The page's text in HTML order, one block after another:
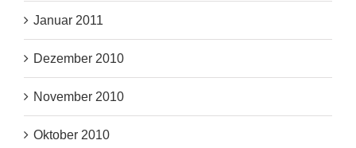
Januar 2011
Dezember 2010
November 2010
Oktober 2010